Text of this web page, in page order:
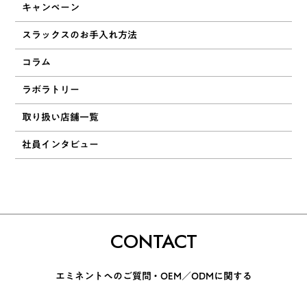
キャンペーン
スラックスのお手入れ方法
コラム
ラボラトリー
取り扱い店舗一覧
社員インタビュー
CONTACT
エミネントへのご質問 ・ OEM／ODMに関する